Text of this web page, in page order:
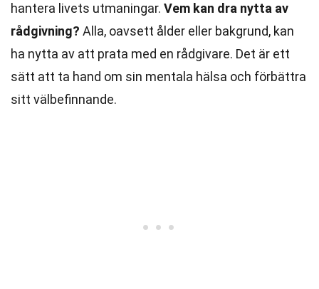
hantera livets utmaningar. Vem kan dra nytta av
rådgivning? Alla, oavsett ålder eller bakgrund, kan
ha nytta av att prata med en rådgivare. Det är ett
sätt att ta hand om sin mentala hälsa och förbättra
sitt välbefinnande.